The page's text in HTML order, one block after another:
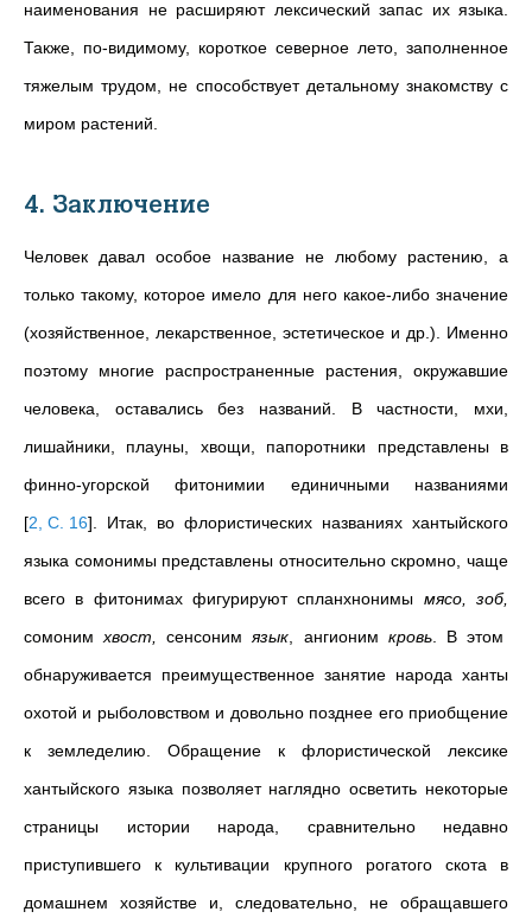
наименования не расширяют лексический запас их языка.
Также, по-видимому, короткое северное лето, заполненное
тяжелым трудом, не способствует детальному знакомству с
миром растений.
4. Заключение
Человек давал особое название не любому растению, а
только такому, которое имело для него какое-либо значение
(хозяйственное, лекарственное, эстетическое и др.). Именно
поэтому многие распространенные растения, окружавшие
человека, оставались без названий. В частности, мхи,
лишайники, плауны, хвощи, папоротники представлены в
финно-угорской фитонимии единичными названиями
[2, С. 16] . Итак, во флористических названиях хантыйского
языка сомонимы представлены относительно скромно, чаще
всего в фитонимах фигурируют спланхнонимы мясо, зоб,
сомонимхвост, сенсонимязык , ангионим кровь. В этом
обнаруживается преимущественное занятие народа ханты
охотой и рыболовством и довольно позднее его приобщение
к земледелию. Обращение к флористической лексике
хантыйского языка позволяет наглядно осветить некоторые
страницы истории народа, сравнительно недавно
приступившего к культивации крупного рогатого скота в
домашнем хозяйстве и, следовательно, не обращавшего